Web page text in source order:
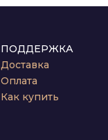
ПОДДЕРЖКА
Доставка
Оплата
Как купить